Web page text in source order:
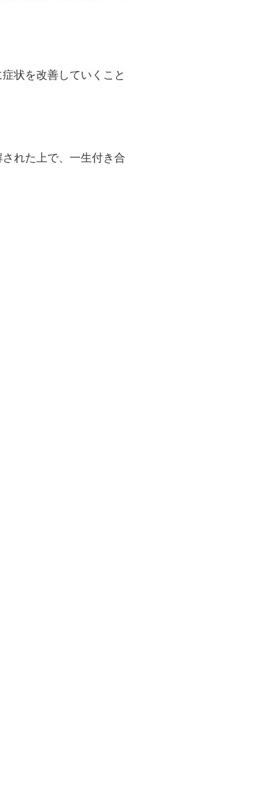
状を改善していくこと
れた上で、一生付き合